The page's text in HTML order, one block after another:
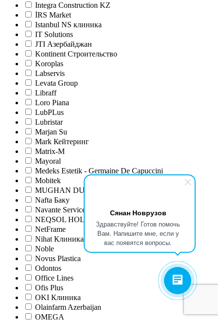
Сянан Новрузов
Здравствуйте! Готов помочь
Вам. Напишите мне, если у
вас появятся вопросы.
Integra Construction KZ
İRS Market
Istanbul NS клиника
IT Solutions
JTI Азербайджан
Kontinent Строительство
Koroplas
Labservis
Levata Group
Libraff
Loro Piana
LubPLus
Lubristar
Marjan Su
Mark Кейтеринг
Matrix-M
Mayoral
Medeks Estetik - Germaine De Capuccini
Mobitek
MUGHAN DUYU
Nafta Баку
Navante Service LTD
NEQSOL HOLDING
NetFrame
Nihat Клиника
Noble
Novus Plastica
Odontos
Office Lines
Ofis Plus
OKI Клиника
Olainfarm Azerbaijan
OMEGA